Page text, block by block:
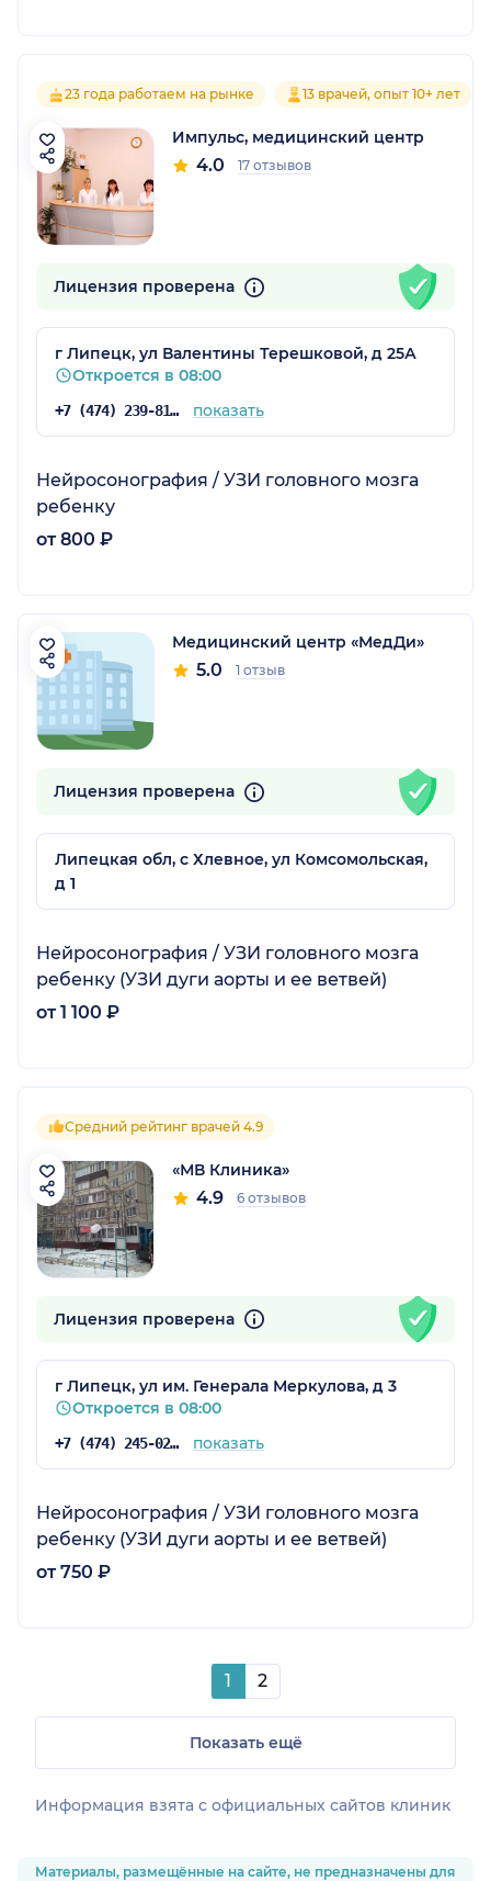
23 года работаем на рынке 13 врачей, опыт 10+ лет
Импульс, медицинский центр
4.0 17 отзывов
Лицензия проверена
г Липецк, ул Валентины Терешковой, д 25А
Откроется в 08:00
+7 (474) 239-81-18 показать
Нейросонография / УЗИ головного мозга
ребенку
от 800 ₽
Медицинский центр «МедДи»
5.0 1 отзыв
Лицензия проверена
Липецкая обл, с Хлевное, ул Комсомольская,
д 1
Нейросонография / УЗИ головного мозга
ребенку (УЗИ дуги аорты и ее ветвей)
от 1 100 ₽
Средний рейтинг врачей 4.9
«МВ Клиника»
4.9 6 отзывов
Лицензия проверена
г Липецк, ул им. Генерала Меркулова, д 3
Откроется в 08:00
+7 (474) 245-02-97 показать
Нейросонография / УЗИ головного мозга
ребенку (УЗИ дуги аорты и ее ветвей)
от 750 ₽
1 2
Показать ещё
Информация взята c официальных сайтов клиник
Материалы, размещённые на сайте, не предназначены для